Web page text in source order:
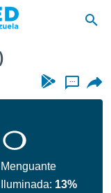
...
Menguante
Iluminada: 13%